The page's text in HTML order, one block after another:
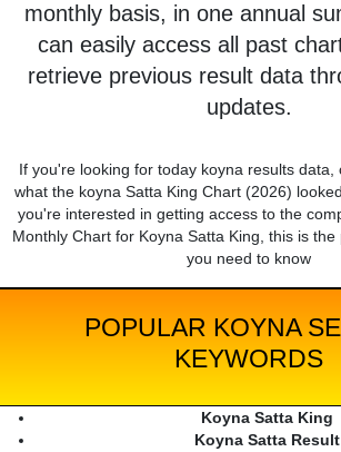
monthly basis, in one annual
can easily access all past
retrieve previous result data
updates.
If you're looking for today koyna results data,
what the koyna Satta King Chart (2026)
you're interested in getting access to the
Monthly Chart for Koyna Satta King, this is
you need to know
POPULAR KOYNA
KEYWORDS
Koyna Satta King
Koyna Satta Result